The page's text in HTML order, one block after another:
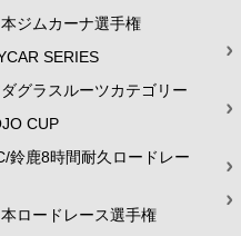
ジムカーナ選手権
SERIES
グラスルーツカテゴリー
CUP
鈴鹿8時間耐久ロードレー
ロードレース選手権